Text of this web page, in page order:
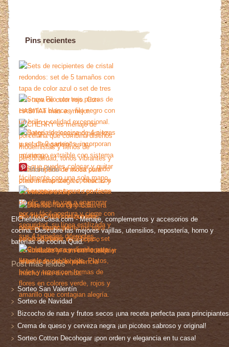
Pins recientes
More Pins
ElChefdelaCasa.com - Menaje, complementos y accesorios de
cocina. Descubre las mejores vajillas, utensilios, repostería, horno y
baterías de cocina Quid.
Post más leídos
Sorteo San Valentín
Sorteo de Navidad
Bizcocho de nata y frutos secos ¡una receta perfecta para
Crema de queso y cerveza negra ¡un picoteo sabroso y original!
Sorteo Cotton Decohogar ¡pon orden y elegancia en tu casa!